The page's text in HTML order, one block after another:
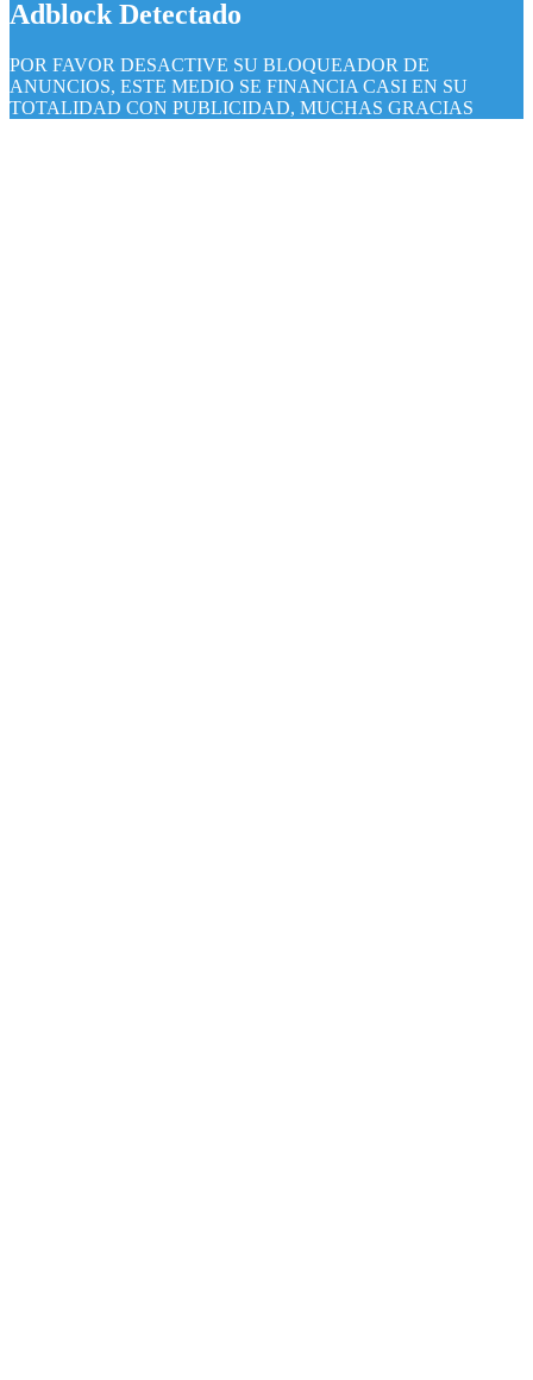
Adblock Detectado
POR FAVOR DESACTIVE SU BLOQUEADOR DE
ANUNCIOS, ESTE MEDIO SE FINANCIA CASI EN SU
TOTALIDAD CON PUBLICIDAD, MUCHAS GRACIAS